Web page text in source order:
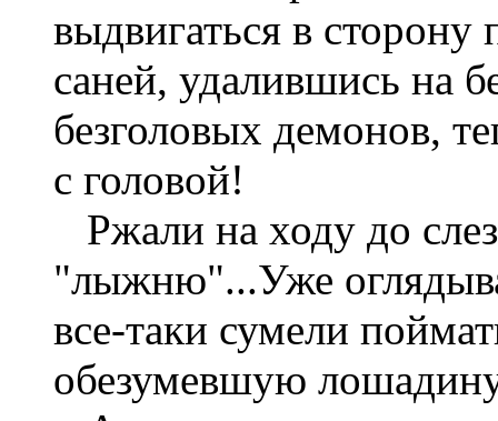
выдвигаться в
саней, удалившись на
безголовых демонов,
с головой!
Ржали на ходу до
"лыжню"...Уже
все-таки сумели
обезумевшую